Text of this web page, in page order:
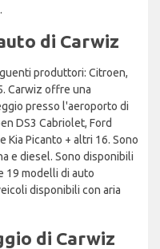
di Carwiz
produttori: Citroen,
Carwiz offre una
presso l'aeroporto di
DS3 Cabriolet, Ford
Kia Picanto + altri 16. Sono
e diesel. Sono disponibili
19 modelli di auto
disponibili con aria
di Carwiz